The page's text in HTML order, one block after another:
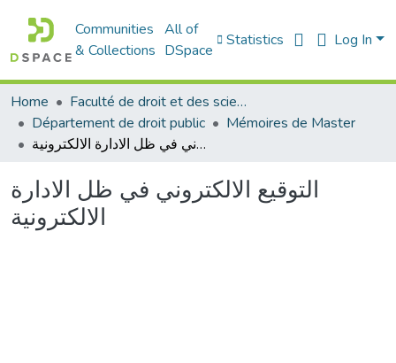
Communities
& Collections
All of
DSpace
Statistics Log In
Home
Faculté de droit et des sciences politiques
Département de droit public
Mémoires de Master
التوقيع الالكتروني في ظل الادارة الالكترونية
التوقيع الالكتروني في ظل الادارة
الالكترونية